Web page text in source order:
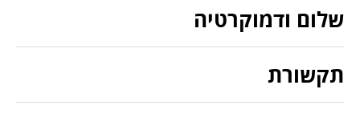
שלום ודמוקרטיה
תקשורת